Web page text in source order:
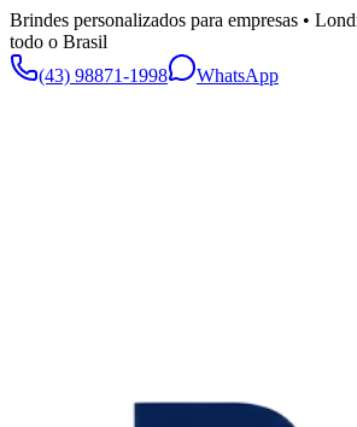
Brindes personalizados para empresas •
todo o Brasil
(43) 98871-1998
WhatsApp